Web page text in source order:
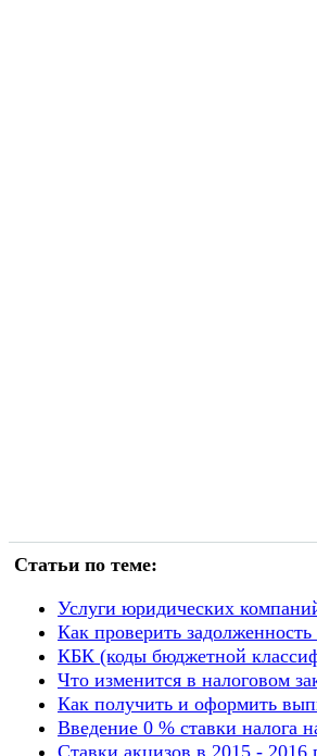
Статьи по теме:
Услуги юридических
Как проверить
КБК (коды бюджетной
Что изменится в налоговом
Как получить и оформить
Введение 0 % ставки налога